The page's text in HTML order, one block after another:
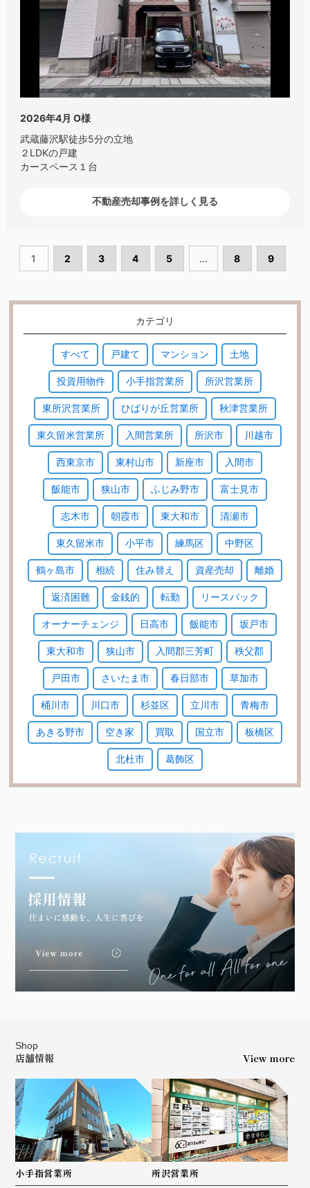
2026年4月 O様
武蔵藤沢駅徒歩5分の立地
２LDKの戸建
カースペース１台
不動産売却事例を詳しく見る
1 2 3 4 5 ... 8 9
カテゴリ
すべて 戸建て マンション 土地
投資用物件 小手指営業所 所沢営業所
東所沢営業所 ひばりが丘営業所 秋津営業所
東久留米営業所 入間営業所 所沢市 川越市
西東京市 東村山市 新座市 入間市
飯能市 狭山市 ふじみ野市 富士見市
志木市 朝霞市 東大和市 清瀬市
東久留米市 小平市 練馬区 中野区
鶴ヶ島市 相続 住み替え 資産売却 離婚
返済困難 金銭的 転勤 リースバック
オーナーチェンジ 日高市 飯能市 坂戸市
東大和市 狭山市 入間郡三芳町 秩父郡
戸田市 さいたま市 春日部市 草加市
桶川市 川口市 杉並区 立川市 青梅市
あきる野市 空き家 買取 国立市 板橋区
北杜市 葛飾区
Shop
店舗情報 View more
小手指営業所 所沢営業所